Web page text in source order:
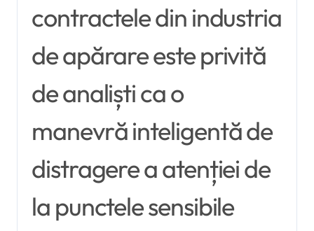
contractele din industria
de apărare este privită
de analiști ca o
manevră inteligentă de
distragere a atenției de
la punctele sensibile